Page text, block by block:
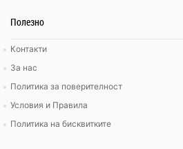
Полезно
Контакти
За нас
Политика за поверителност
Условия и Правила
Политика на бисквитките